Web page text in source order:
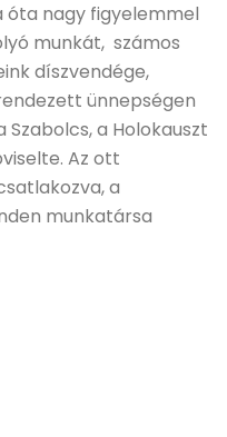
nagy figyelemmel
munkát, számos
díszvendége,
ünnepségen
a Holokauszt
Az ott
a
munkatársa